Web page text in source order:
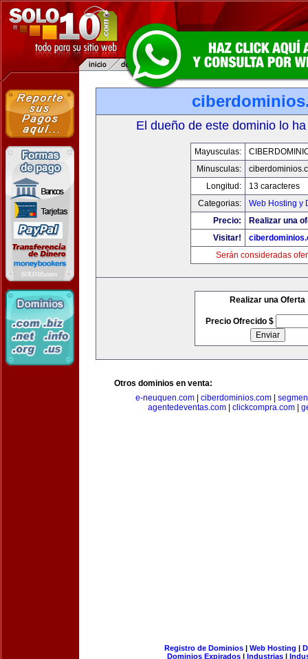
El dueño de este dominio lo
Mayusculas:
Minusculas:
Longitud:
13 caracteres
Categorias:
Web Hosting y
Precio:
Realizar una
Visitar!
Serán consideradas
Realizar una Oferta
Precio Ofrecido $
Otros dominios en venta:
e-neuquen.com
ciberdominios.com
agentedeventas.com| clickcompra.com|
Registro de Dominios| Web Hosting |
Dominios Expirados | Industrias |